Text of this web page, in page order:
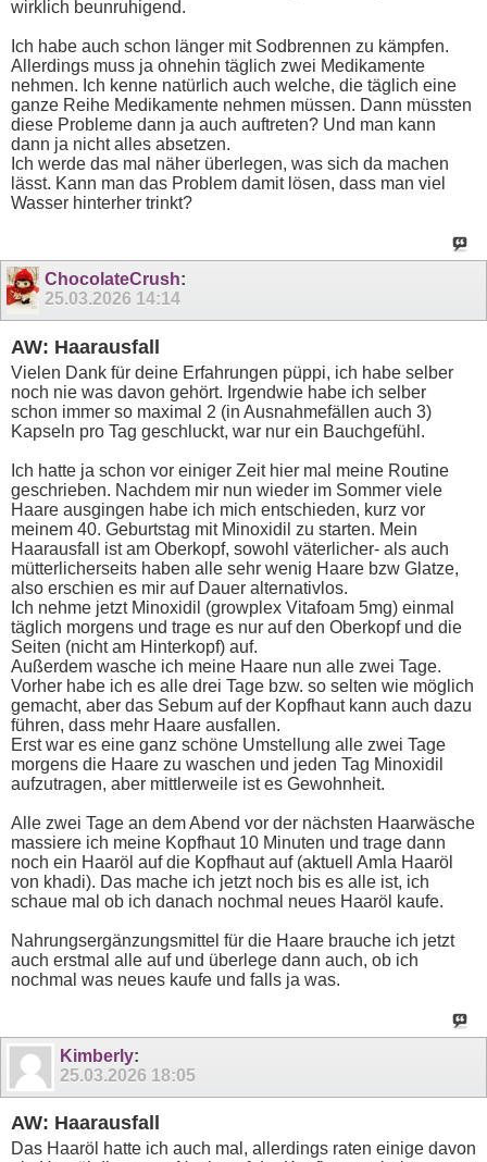
wirklich beunruhigend.
Ich habe auch schon länger mit Sodbrennen zu kämpfen.
Allerdings muss ja ohnehin täglich zwei Medikamente
nehmen. Ich kenne natürlich auch welche, die täglich eine
ganze Reihe Medikamente nehmen müssen. Dann müssten
diese Probleme dann ja auch auftreten? Und man kann
dann ja nicht alles absetzen.
Ich werde das mal näher überlegen, was sich da machen
lässt. Kann man das Problem damit lösen, dass man viel
Wasser hinterher trinkt?
ChocolateCrush:
25.03.2026 14:14
AW: Haarausfall
Vielen Dank für deine Erfahrungen püppi, ich habe selber
noch nie was davon gehört. Irgendwie habe ich selber
schon immer so maximal 2 (in Ausnahmefällen auch 3)
Kapseln pro Tag geschluckt, war nur ein Bauchgefühl.
Ich hatte ja schon vor einiger Zeit hier mal meine Routine
geschrieben. Nachdem mir nun wieder im Sommer viele
Haare ausgingen habe ich mich entschieden, kurz vor
meinem 40. Geburtstag mit Minoxidil zu starten. Mein
Haarausfall ist am Oberkopf, sowohl väterlicher- als auch
mütterlicherseits haben alle sehr wenig Haare bzw Glatze,
also erschien es mir auf Dauer alternativlos.
Ich nehme jetzt Minoxidil (growplex Vitafoam 5mg) einmal
täglich morgens und trage es nur auf den Oberkopf und die
Seiten (nicht am Hinterkopf) auf.
Außerdem wasche ich meine Haare nun alle zwei Tage.
Vorher habe ich es alle drei Tage bzw. so selten wie möglich
gemacht, aber das Sebum auf der Kopfhaut kann auch dazu
führen, dass mehr Haare ausfallen.
Erst war es eine ganz schöne Umstellung alle zwei Tage
morgens die Haare zu waschen und jeden Tag Minoxidil
aufzutragen, aber mittlerweile ist es Gewohnheit.
Alle zwei Tage an dem Abend vor der nächsten Haarwäsche
massiere ich meine Kopfhaut 10 Minuten und trage dann
noch ein Haaröl auf die Kopfhaut auf (aktuell Amla Haaröl
von khadi). Das mache ich jetzt noch bis es alle ist, ich
schaue mal ob ich danach nochmal neues Haaröl kaufe.
Nahrungsergänzungsmittel für die Haare brauche ich jetzt
auch erstmal alle auf und überlege dann auch, ob ich
nochmal was neues kaufe und falls ja was.
Kimberly:
25.03.2026 18:05
AW: Haarausfall
Das Haaröl hatte ich auch mal, allerdings raten einige davon